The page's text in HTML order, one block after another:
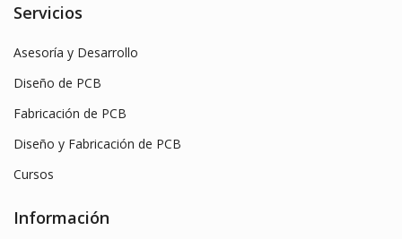
Servicios
Asesoría y Desarrollo
Diseño de PCB
Fabricación de PCB
Diseño y Fabricación de PCB
Cursos
Información